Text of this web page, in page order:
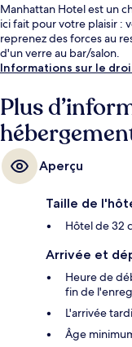
Manhattan Hotel est un
ici fait pour votre plaisir :
reprenez des forces au
d'un verre au bar/salon.
Informations sur le
Plus
Aperçu
Taille de
Hôtel de 32
Arrivée et
Heure de
fin de
L'arrivée
Âge